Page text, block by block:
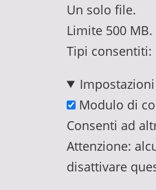
Un solo file.
Limite 500 MB.
Tipi consentiti:
Modulo di
Consenti ad
Attenzione:
disattivare